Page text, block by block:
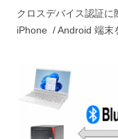
クロスデバイス認証
iPhone / Android 端末